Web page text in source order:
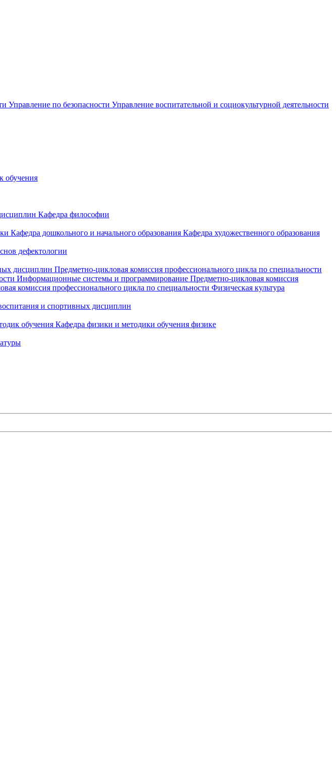
Управление по безопасности Управление воспитательной и социокультурной деятельности
обучения
Кафедра философии
Кафедра дошкольного и начального образования Кафедра художественного образования
дефектологии
дисциплин Предметно-цикловая комиссия профессионального цикла по специальности
Информационные системы и программирование Предметно-цикловая комиссия
комиссия профессионального цикла по специальности Физическая культура
и спортивных дисциплин
обучения Кафедра физики и методики обучения физике